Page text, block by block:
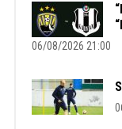
06/08/2026 21:00